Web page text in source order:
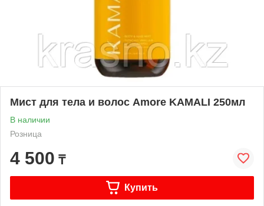
Мист для тела и волос Amore KAMALI 250мл
В наличии
Розница
4 500 ₸
Купить